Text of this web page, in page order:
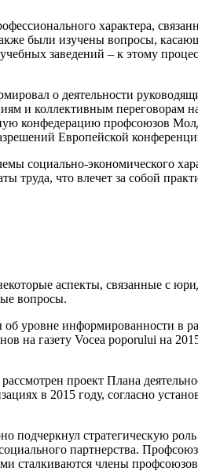
характера,
были изучены вопросы,
заведений – к этому
о деятельности
и коллективным
конфеде­рацию профсоюзов
Европейс­кой
социально-экономического
труда, что влечет за собой
аспекты, связанные с
вопро­сы.
уровне информированности в
на га­зету Vocea poporului на
проект Плана
в 2015 году, согласно
подчеркнул стратегическую
пар­тнерства.
сталкиваются члены